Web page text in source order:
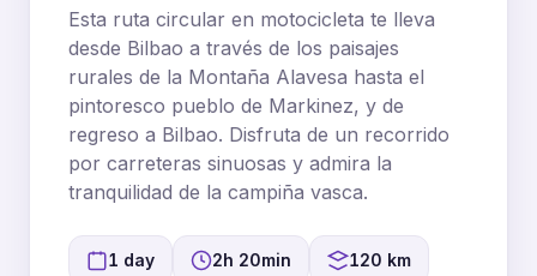
Esta ruta circular en motocicleta te lleva
desde Bilbao a través de los paisajes
rurales de la Montaña Alavesa hasta el
pintoresco pueblo de Markinez, y de
regreso a Bilbao. Disfruta de un recorrido
por carreteras sinuosas y admira la
tranquilidad de la campiña vasca.
1 day 2h 20min 120 km